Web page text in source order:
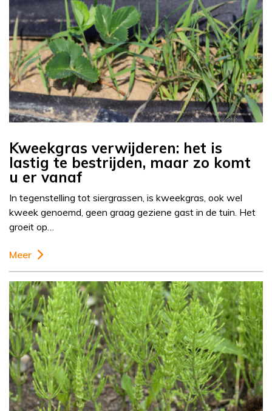
Kweekgras verwijderen: het is
lastig te bestrijden, maar zo komt
u er vanaf
In tegenstelling tot siergrassen, is kweekgras, ook wel
kweek genoemd, geen graag geziene gast in de tuin. Het
groeit op…
Meer